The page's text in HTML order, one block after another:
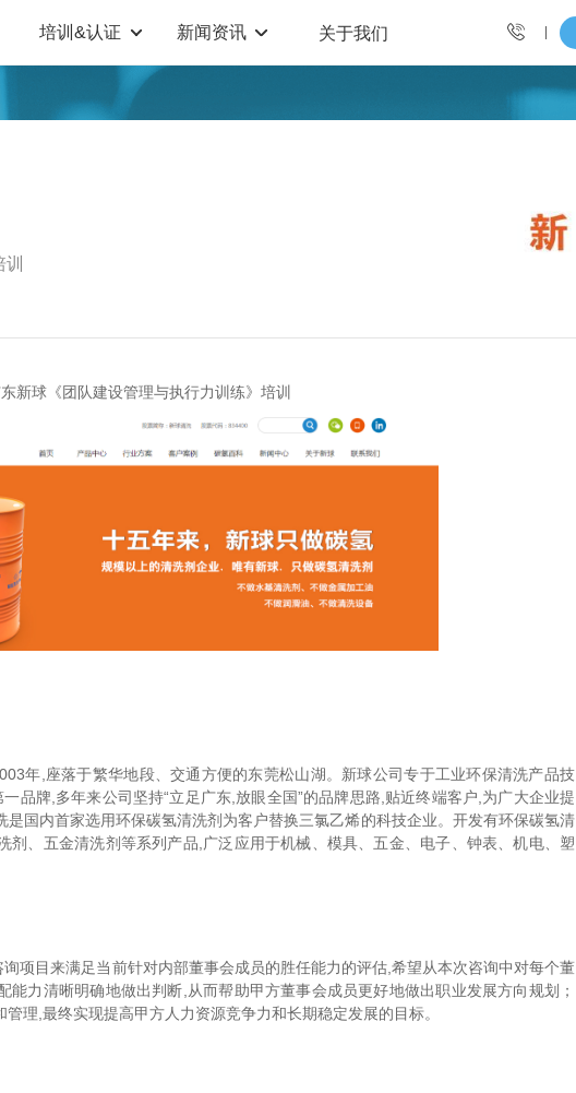
定制解决方案
人才测评系统
培训&认证 新闻资讯 关于我们
东新球《团队建设管理与执行力训练》培训
年,座落于繁华地段、交通方便的东莞松山湖。新球公司专于工业环保清洗产品技
品牌,多年来公司坚持“立足广东,放眼全国”的品牌思路,贴近终端客户,为广大企业提
国内首家选用环保碳氢清洗剂为客户替换三氯乙烯的科技企业。开发有环保碳氢清
剂、五金清洗剂等系列产品,广泛应用于机械、模具、五金、电子、钟表、机电、塑
项目来满足当前针对内部董事会成员的胜任能力的评估,希望从本次咨询中对每个董
力清晰明确地做出判断,从而帮助甲方董事会成员更好地做出职业发展方向规划；
理,最终实现提高甲方人力资源竞争力和长期稳定发展的目标。